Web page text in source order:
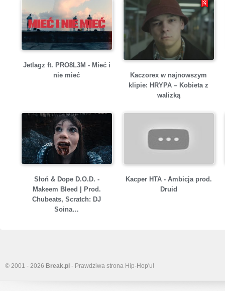
Jetlagz ft. PRO8L3M - Mieć i
nie mieć
Kaczorex w najnowszym
klipie: HRYPA – Kobieta z
walizką
Słoń & Dope D.O.D. -
Makeem Bleed | Prod.
Chubeats, Scratch: DJ
Soina…
Kacper HTA - Ambicja prod.
Druid
© 2001 - 2026 Break.pl - Prawdziwa strona Hip-Hop'u!